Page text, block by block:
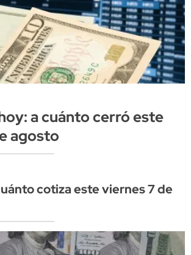
a cuánto cerró este
agosto
cotiza este viernes 7 de